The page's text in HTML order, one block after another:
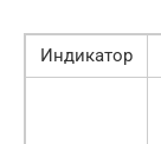
Индикатор